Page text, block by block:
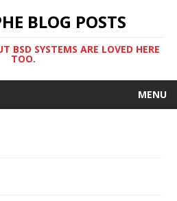
BLOG POSTS
BSD SYSTEMS ARE LOVED HERE
TOO.
MENU